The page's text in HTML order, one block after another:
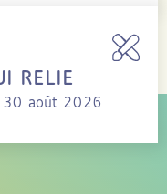
RELIE
août 2026